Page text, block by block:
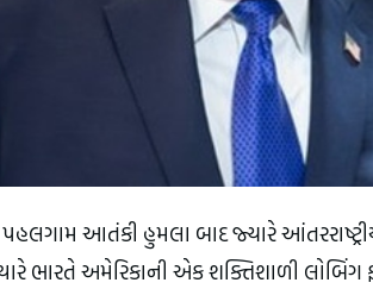
પહલગામ આતંકી હુમલા બાદ જ્યારે
ભારતે અમેરિકાની એક શક્તિશાળી લોબિંગ